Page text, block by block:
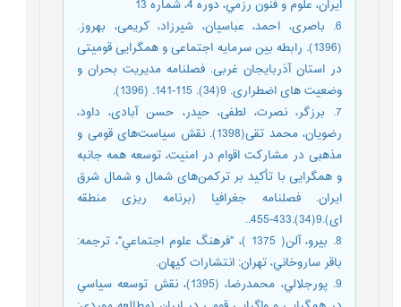
ايران، علوم و فنون رزمي، دوره 4، شماره 13
6. باصری، احمد، عباسیان، شیرزاد، کریمی، بهروز.
(1396). رابطه بین سرمایه اجتماعی و همگرایی قومیتی
در استان آذربایجان غربی. فصلنامه مدیریت بحران و
وضعیت های اضطراری. 9(34). 115-141. (1396).
7. برزگر، نصرت، لطفی، حیدر، حسن آبادی، داود،
رضویان، محمد تقی(1398). نقش سیاست‌های قومی و
مذهبی در مشارکت اقوام در امنیت، توسعه همه جانبه
و همگرایی با تأکید بر ترکمن‌های شمال و شمال شرق
ایران. فصلنامه جغرافیا (برنامه ریزی منطقه
ای).9(34).433-455..
8. بيرو، آلن( 1375 )، "فرهنگ علوم اجتماعي"، ترجمه:
باقر ساروخاني، تهران: انتشارات كيهان.
9. پورجلالي، محمدرضا، (1395)، نقش توسعه سياسي